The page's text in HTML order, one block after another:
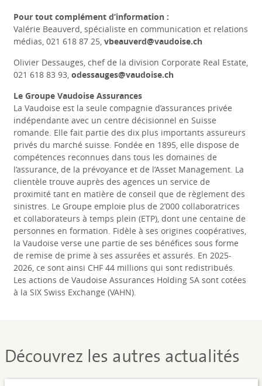
Pour tout complément d’information :
Valérie Beauverd, spécialiste en communication et relations
médias, 021 618 87 25, vbeauverd@vaudoise.ch
Olivier Dessauges, chef de la division Corporate Real Estate,
021 618 83 93, odessauges@vaudoise.ch
Le Groupe Vaudoise Assurances
La Vaudoise est la seule compagnie d’assurances privée
indépendante avec un centre décisionnel en Suisse
romande. Elle fait partie des dix plus importants assureurs
privés du marché suisse. Fondée en 1895, elle dispose de
compétences reconnues dans tous les domaines de
l’assurance, de la prévoyance et de l’Asset Management. La
clientèle trouve auprès des agences un service de
proximité tant en matière de conseil que de règlement des
sinistres. Le Groupe emploie plus de 2’000 collaboratrices
et collaborateurs à temps plein (ETP), dont une centaine de
personnes en formation. Fidèle à ses origines coopératives,
la Vaudoise verse une partie de ses bénéfices sous forme
de remise de prime à ses assurées et assurés. En 2025-
2026, ce sont ainsi CHF 44 millions qui sont redistribués.
Les actions de Vaudoise Assurances Holding SA sont cotées
à la SIX Swiss Exchange (VAHN).
Découvrez les autres actualités